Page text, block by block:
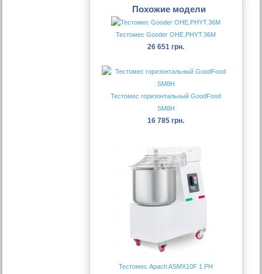
Похожие модели
Тестомес Gooder OHE.PHYT.36M
26 651 грн.
Тестомес горизонтальный GoodFood
SM8H
16 785 грн.
Тестомес Apach ASMX10F 1 PH